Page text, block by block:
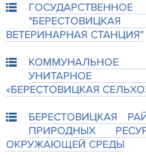
ВЕТЕРИНАРНАЯ СТАНЦИЯ"
КОММУНАЛЬНОЕ
УНИТАРНОЕ
«БЕРЕСТОВИЦКАЯ
БЕРЕСТОВИЦКАЯ
ПРИРОДНЫХ
ОКРУЖАЮЩЕЙ СРЕДЫ